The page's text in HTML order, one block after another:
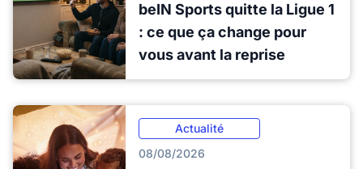
beIN Sports quitte la Ligue 1
: ce que ça change pour
vous avant la reprise
Actualité
08/08/2026